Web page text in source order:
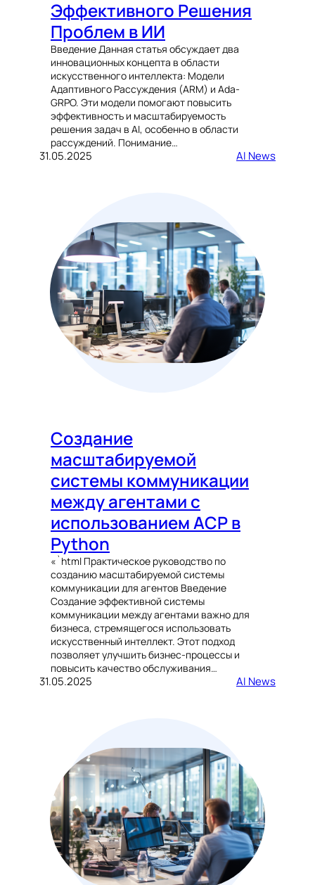
Эффективного Решения
Проблем в ИИ
Введение Данная статья обсуждает два
инновационных концепта в области
искусственного интеллекта: Модели
Адаптивного Рассуждения (ARM) и Ada-
GRPO. Эти модели помогают повысить
эффективность и масштабируемость
решения задач в AI, особенно в области
рассуждений. Понимание…
31.05.2025 AI News
Создание
масштабируемой
системы коммуникации
между агентами с
использованием ACP в
Python
«`html Практическое руководство по
созданию масштабируемой системы
коммуникации для агентов Введение
Создание эффективной системы
коммуникации между агентами важно для
бизнеса, стремящегося использовать
искусственный интеллект. Этот подход
позволяет улучшить бизнес-процессы и
повысить качество обслуживания…
31.05.2025 AI News